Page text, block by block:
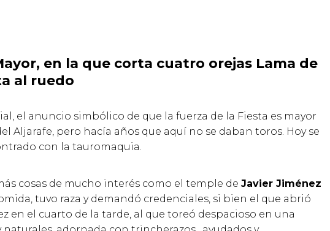
en la que corta cuatro orejas Lama de
al ruedo
el anuncio simbólico de que la fuerza de la Fiesta es mayor
Aljarafe, pero hacía años que aquí no se daban toros. Hoy se
con la tauromaquia.
cosas de mucho interés como el temple de Javier Jiménez
tuvo raza y demandó credenciales, si bien el que abrió
en el cuarto de la tarde, al que toreó despacioso en una